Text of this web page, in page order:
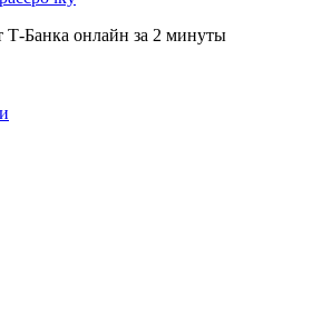
Т-Банка онлайн за 2 минуты